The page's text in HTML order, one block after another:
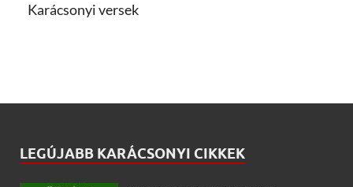
Karácsonyi versek
LEGÚJABB KARÁCSONYI CIKKEK